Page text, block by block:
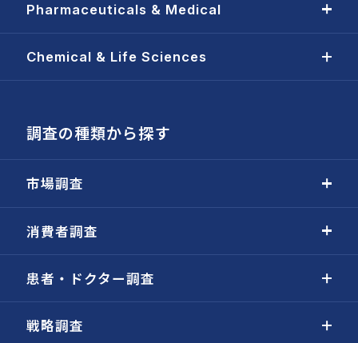
Pharmaceuticals & Medical
Chemical & Life Sciences
調査の種類から探す
市場調査
消費者調査
患者・ドクター調査
戦略調査